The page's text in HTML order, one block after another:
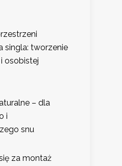
singla: tworzenie
osobistej
– dla
i
snu
za montaż